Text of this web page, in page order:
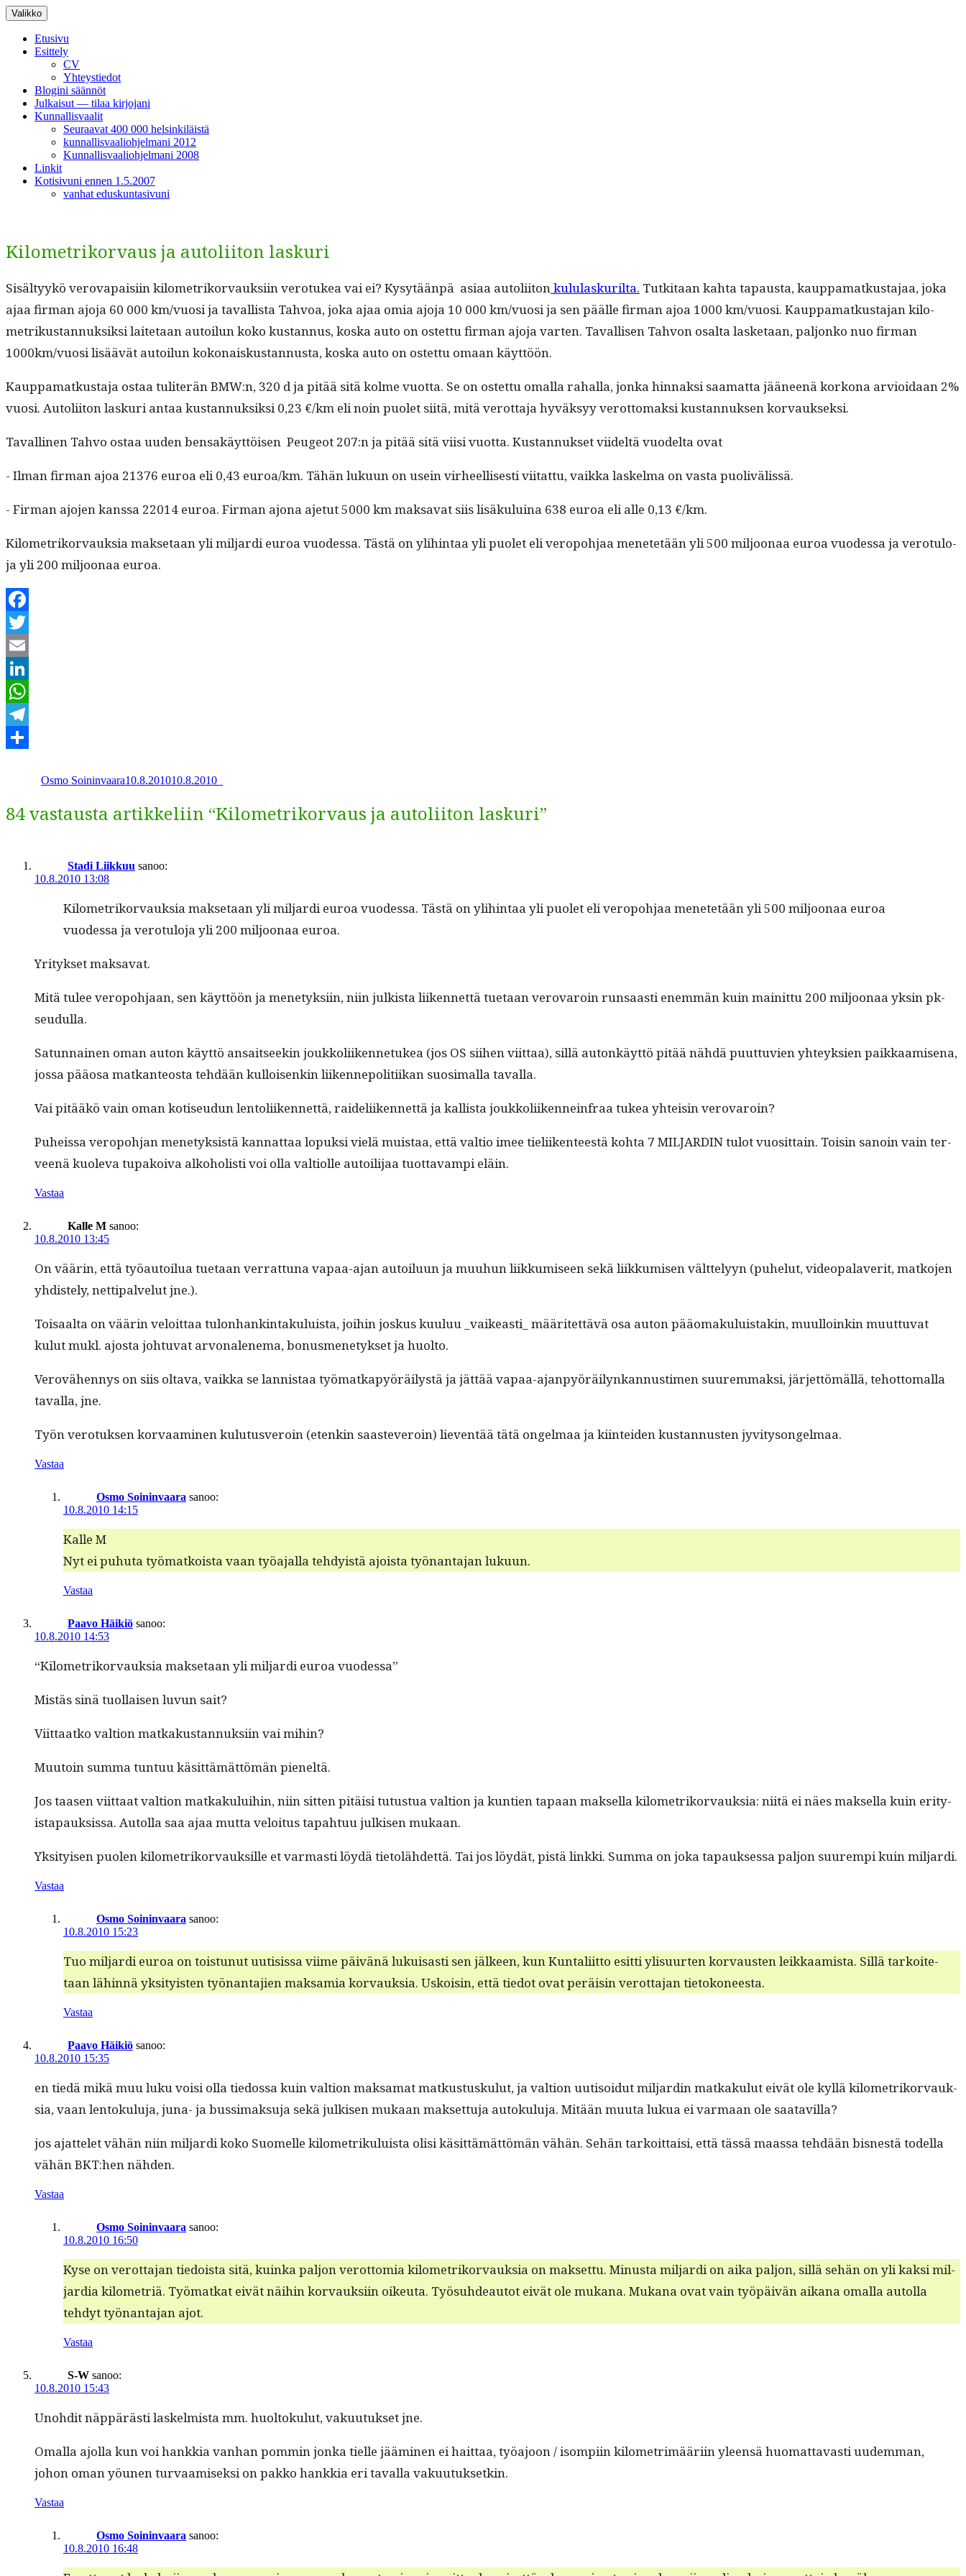
Siirry
sisältöön
Valikko
Etusivu
Esittely
CV
Yhteystiedot
Blogini säännöt
Julkaisut — tilaa kirjojani
Kunnallisvaalit
Seuraavat 400 000 helsinkiläistä
kunnallisvaaliohjelmani 2012
Kunnallisvaaliohjelmani 2008
Linkit
Kotisivuni ennen 1.5.2007
vanhat eduskuntasivuni
Kilometrikorvaus ja autoliiton laskuri
Sisäl­tyykö verova­paisi­in kilo­metriko­r­vauk­si­in vero­tukea vai ei? Kysytään­pä asi­aa autoli­itonkul­u­laskuril­ta. Tutk­i­taan kah­ta tapaus­ta, kaup­pa­matkus­ta­jaa, joka
ajaa fir­man ajo­ja 60 000 km/vuosi ja taval­lista Tahvoa, joka ajaa omia ajo­ja 10 000 km/vuosi ja sen päälle fir­man ajoa 1000 km/vuosi. Kaup­pa­matkus­ta­jan kilo­
metrikus­tan­nuk­sik­si laite­taan autoilun koko kus­tan­nus, kos­ka auto on ostet­tu fir­man ajo­ja varten. Taval­lisen Tahvon osalta las­ke­taan, paljonko nuo fir­man
1000km/vuosi lisäävät autoilun kokon­aiskus­tan­nus­ta, kos­ka auto on ostet­tu omaan käyttöön.
Kaup­pa­matkus­ta­ja ostaa tuliterän BMW:n, 320 d ja pitää sitä kolme vuot­ta. Se on ostet­tu oma­l­la rahal­la, jon­ka hin­naksi saa­mat­ta jääneenä korkona arvioidaan 2%
vuosi. Autoli­iton laskuri antaa kus­tan­nuk­sik­si 0,23 €/km eli noin puo­let siitä, mitä verot­ta­ja hyväksyy verot­tomak­si kus­tan­nuk­sen korvaukseksi.
Tavalli­nen Tah­vo ostaa uuden ben­sakäyt­töisen Peu­geot 207:n ja pitää sitä viisi vuot­ta. Kus­tan­nuk­set viideltä vuodelta ovat
- Ilman fir­man ajoa 21376 euroa eli 0,43 euroa/km. Tähän luku­un on usein virheel­lis­es­ti viitat­tu, vaik­ka laskel­ma on vas­ta puolivälissä.
- Fir­man ajo­jen kanssa 22014 euroa. Fir­man ajona aje­tut 5000 km mak­sa­vat siis lisäku­luina 638 euroa eli alle 0,13 €/km.
Kilo­metriko­r­vauk­sia mak­se­taan yli mil­jar­di euroa vuodessa. Tästä on yli­hin­taa yli puo­let eli veropo­h­jaa menetetään yli 500 miljoon­aa euroa vuodessa ja vero­tu­lo­
ja yli 200 miljoon­aa euroa.
Facebook
Twitter
Email
LinkedIn
WhatsApp
Telegram
Osmo Soininvaara10.8.201010.8.2010
84 vastausta artikkeliin “Kilometrikorvaus ja autoliiton laskuri”
Stadi Liikkuu sanoo:
10.8.2010 13:08
Kilo­metriko­r­vauk­sia mak­se­taan yli mil­jar­di euroa vuodessa. Tästä on yli­hin­taa yli puo­let eli veropo­h­jaa menetetään yli 500 miljoon­aa euroa
vuodessa ja vero­tu­lo­ja yli 200 miljoon­aa euroa.
Yri­tyk­set maksavat.
Mitä tulee veropo­h­jaan, sen käyt­töön ja mene­tyk­si­in, niin julk­ista liiken­net­tä tue­taan verovaroin run­saasti enem­män kuin mainit­tu 200 miljoon­aa yksin pk-
seudulla.
Sat­un­nainen oman auton käyt­tö ansait­seekin joukkoli­iken­netukea (jos OS siihen viit­taa), sil­lä autonkäyt­tö pitää nähdä puut­tuvien yhteyk­sien paikkaamise­na,
jos­sa pääosa matkan­teosta tehdään kul­loisenkin liiken­nepoli­ti­ikan suosi­mal­la tavalla.
Vai pitääkö vain oman kotiseudun lentoli­iken­net­tä, raideli­iken­net­tä ja kallista joukkoli­iken­nein­fraa tukea yhteisin verovaroin?
Puheis­sa veropo­h­jan mene­tyk­sistä kan­nat­taa lopuk­si vielä muis­taa, että val­tio imee tieli­iken­teestä koh­ta 7 MILJARDIN tulot vuosit­tain. Toisin sanoin vain ter­
veenä kuol­e­va tupakoi­va alko­holisti voi olla val­ti­olle autoil­i­jaa tuot­tavampi eläin.
Vastaa
Kalle M sanoo:
10.8.2010 13:45
On väärin, että työau­toilua tue­taan ver­rat­tuna vapaa-ajan autoilu­un ja muuhun liikku­miseen sekä liikku­misen vält­te­lyyn (puhe­lut, videopalaver­it, matko­jen
yhdis­te­ly, net­ti­palve­lut jne.).
Toisaal­ta on väärin veloit­taa tulon­hank­in­taku­luista, joi­hin joskus kuu­luu _vaikeasti_ määritet­tävä osa auton pääo­maku­luis­takin, muul­loinkin muut­tuvat
kulut mukl. ajos­ta johtu­vat arvonalen­e­ma, bonus­mene­tyk­set ja huolto.
Verovähen­nys on siis olta­va, vaik­ka se lan­nistaa työ­matkapyöräilystä ja jät­tää vapaa-ajan­pyöräi­lynkan­nus­ti­men suurem­mak­si, jär­jet­tömäl­lä, tehot­toma­l­la
taval­la, jne.
Työn vero­tuk­sen kor­vaami­nen kulu­tusveroin (etenkin saasteveroin) lieven­tää tätä ongel­maa ja kiin­tei­den kus­tan­nusten jyvitysongelmaa.
Vastaa
Osmo Soininvaara sanoo:
10.8.2010 14:15
Kalle M
Nyt ei puhuta työ­matkoista vaan työa­jal­la tehdy­istä ajoista työ­nan­ta­jan lukuun.
Vastaa
Paavo Häikiö sanoo:
10.8.2010 14:53
“Kilo­metriko­r­vauk­sia mak­se­taan yli mil­jar­di euroa vuodessa”
Mis­täs sinä tuol­laisen luvun sait?
Viit­taatko val­tion matkakus­tan­nuk­si­in vai mihin?
Muu­toin sum­ma tun­tuu käsit­tämät­tömän pieneltä.
Jos taasen viit­taat val­tion matkaku­lui­hin, niin sit­ten pitäisi tutus­tua val­tion ja kun­tien tapaan mak­sel­la kilo­metriko­r­vauk­sia: niitä ei näes mak­sel­la kuin eri­ty­
istapauk­sis­sa. Autol­la saa ajaa mut­ta veloi­tus tapah­tuu julkisen mukaan.
Yksi­tyisen puolen kilo­metriko­r­vauk­sille et var­masti löy­dä tietolähdet­tä. Tai jos löy­dät, pistä link­ki. Sum­ma on joka tapauk­ses­sa paljon suurem­pi kuin miljardi.
Vastaa
Osmo Soininvaara sanoo:
10.8.2010 15:23
Tuo mil­jar­di euroa on tois­tunut uuti­sis­sa viime päivänä lukuisas­ti sen jäl­keen, kun Kun­tali­it­to esit­ti ylisu­urten kor­vausten leikkaamista. Sil­lä tarkoite­
taan lähin­nä yksi­ty­is­ten työ­nan­ta­jien mak­samia kor­vauk­sia. Uskoisin, että tiedot ovat peräisin verot­ta­jan tietokoneesta.
Vastaa
Paavo Häikiö sanoo:
10.8.2010 15:35
en tiedä mikä muu luku voisi olla tiedos­sa kuin val­tion mak­samat matkus­tusku­lut, ja val­tion uuti­soidut mil­jardin matkaku­lut eivät ole kyl­lä kilo­metriko­r­vauk­
sia, vaan lentoku­lu­ja, juna- ja bus­si­mak­su­ja sekä julkisen mukaan mak­set­tu­ja autoku­lu­ja. Mitään muu­ta lukua ei var­maan ole saatavilla?
jos ajat­telet vähän niin mil­jar­di koko Suomelle kilo­metriku­luista olisi käsit­tämät­tömän vähän. Sehän tarkoit­taisi, että tässä maas­sa tehdään bisnestä todel­la
vähän BKT:hen nähden.
Vastaa
Osmo Soininvaara sanoo:
10.8.2010 16:50
Kyse on verot­ta­jan tiedoista sitä, kuin­ka paljon verot­to­mia kilo­metriko­r­vauk­sia on mak­set­tu. Minus­ta mil­jar­di on aika paljon, sil­lä sehän on yli kak­si mil­
jar­dia kilo­metriä. Työ­matkat eivät näi­hin kor­vauk­si­in oikeu­ta. Työ­suhdeau­tot eivät ole mukana. Mukana ovat vain työpäivän aikana oma­l­la autol­la
tehdyt työ­nan­ta­jan ajot.
Vastaa
S-W sanoo:
10.8.2010 15:43
Uno­hdit näp­pärästi laskelmista mm. huoltoku­lut, vaku­u­tuk­set jne.
Oma­l­la ajol­la kun voi han­kkia van­han pom­min jon­ka tielle jäämi­nen ei hait­taa, työa­joon / isom­pi­in kilo­metrimääri­in yleen­sä huo­mat­tavasti uudem­man,
johon oman yöunen tur­vaamisek­si on pakko han­kkia eri taval­la vakuutuksetkin.
Vastaa
Osmo Soininvaara sanoo:
10.8.2010 16:48